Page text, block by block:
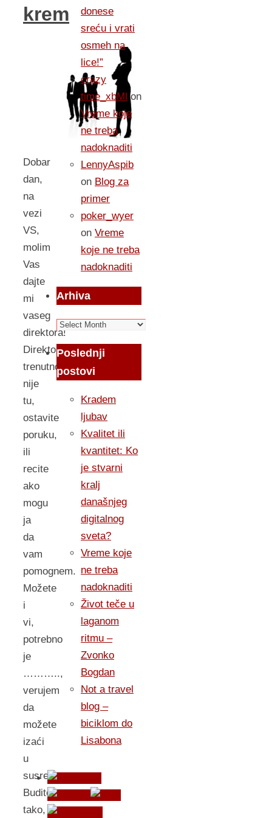
krem
Dobar
dan,
na
vezi
VS,
molim
Vas
dajte
mi
vaseg
direktora!
Direktor
trenutno
nije
tu,
ostavite
poruku,
ili
recite
ako
mogu
ja
da
vam
pomognem.
Možete
i
vi,
potrebno
je
………..,
verujem
da
možete
izaći
u
susret?
Budite
tako,
donese
sreću i vrati
osmeh na
lice!”
crazy
time_xbMl on
Vreme koje
ne treba
nadoknaditi
LennyAspib
on Blog za
primer
poker_wyer
on Vreme
koje ne treba
nadoknaditi
Arhiva
Arhiva
Poslednji
postovi
Kradem
ljubav
Kvalitet ili
kvantitet: Ko
je stvarni
kralj
današnjeg
digitalnog
sveta?
Vreme koje
ne treba
nadoknaditi
Život teče u
laganom
ritmu –
Zvonko
Bogdan
Not a travel
blog –
biciklom do
Lisabona